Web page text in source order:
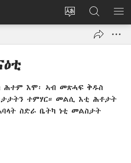
ቋንቋ
እቶ
(opens
ኣብ
JW.ORG
ድለ
ሕተም እሞ፡ ኣብ መጽሓፍ ቅዱስ
ተምሃር። መልሲ እቲ ሕቶታት
ስድራ ቤትካ ነቲ መልስታት